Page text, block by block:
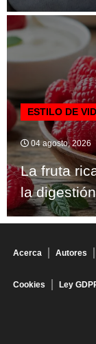
ESTILO DE
04 agosto, 2026
La fruta
la digestión
Acerca Autores
Cookies Ley